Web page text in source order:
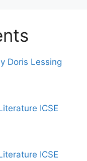
Doris Lessing
ICSE
ICSE